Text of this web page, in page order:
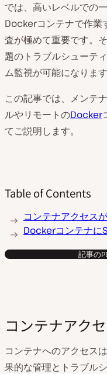
では、高いレベルでの
Dockerコンテナで作業
査が極めて重要です。
題のトラブルシューテ
ム監視が可能になります
この記事では、メンテ
ルやリモートのDocker
てご説明します。
Table of Contents
コンテナアクセス
Dockerコンテナに
記事の
コンテナアク
コンテナへのアクセス
果的な管理とトラブル